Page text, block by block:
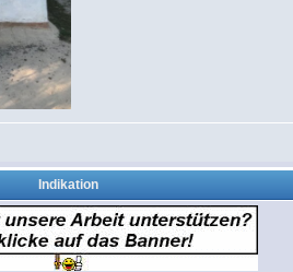
Indikation